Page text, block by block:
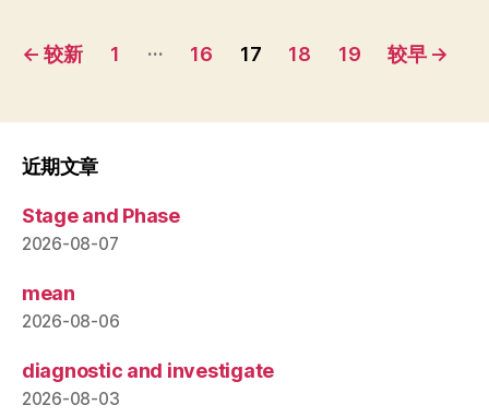
章
页
← 较新 1 … 16 17 18 19 较早 →
近期文章
Stage and Phase
2026-08-07
mean
2026-08-06
diagnostic and investigate
2026-08-03